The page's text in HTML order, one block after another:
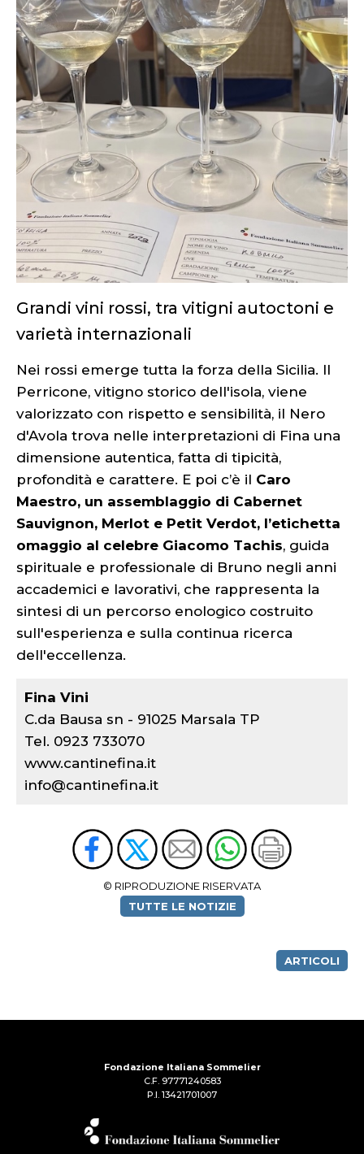
Grandi vini rossi, tra vitigni autoctoni e
varietà internazionali
Nei rossi emerge tutta la forza della Sicilia. Il
Perricone, vitigno storico dell'isola, viene
valorizzato con rispetto e sensibilità, il Nero
d'Avola trova nelle interpretazioni di Fina una
dimensione autentica, fatta di tipicità,
profondità e carattere. E poi c’è il Caro
Maestro, un assemblaggio di Cabernet
Sauvignon, Merlot e Petit Verdot, l’etichetta
omaggio al celebre Giacomo Tachis, guida
spirituale e professionale di Bruno negli anni
accademici e lavorativi, che rappresenta la
sintesi di un percorso enologico costruito
sull'esperienza e sulla continua ricerca
dell'eccellenza.
Fina Vini
C.da Bausa sn - 91025 Marsala TP
Tel. 0923 733070
www.cantinefina.it
info@cantinefina.it
© RIPRODUZIONE RISERVATA
TUTTE LE NOTIZIE
ARTICOLI
Fondazione Italiana Sommelier
C.F. 97771240583
P.I. 13421701007